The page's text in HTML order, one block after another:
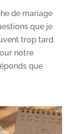
de mariage
que je
trop tard.
notre
que